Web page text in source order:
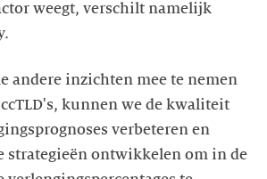
weegt, verschilt namelijk
andere inzichten mee te nemen
kunnen we de kwaliteit
verbeteren en
strategieën ontwikkelen om in de